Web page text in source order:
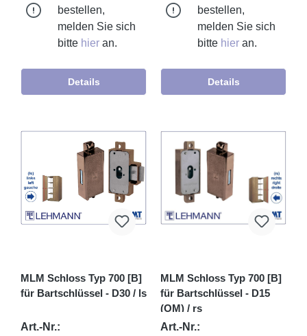
bestellen,
melden Sie sich
bitte hier an.
Details
bestellen,
melden Sie sich
bitte hier an.
Details
MLM Schloss Typ 700 [B]
für Bartschlüssel - D30 / ls
Art.-Nr.:
MLM Schloss Typ 700 [B]
für Bartschlüssel - D15
(OM) / rs
Art.-Nr.: